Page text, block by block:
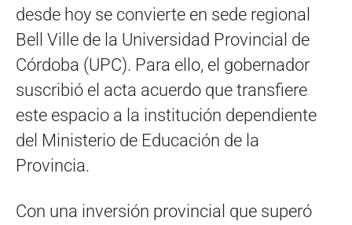
desde hoy se convierte en sede regional
Bell Ville de la Universidad Provincial de
Córdoba (UPC). Para ello, el gobernador
suscribió el acta acuerdo que transfiere
este espacio a la institución dependiente
del Ministerio de Educación de la
Provincia.
Con una inversión provincial que superó